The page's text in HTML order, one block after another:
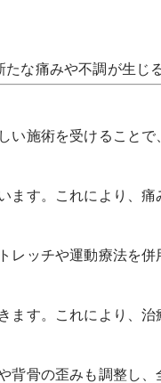
な痛みや不調が生じ
施術を受けることで
す。これにより、
ッチや運動療法を併
す。これにより、
骨の歪みも調整し